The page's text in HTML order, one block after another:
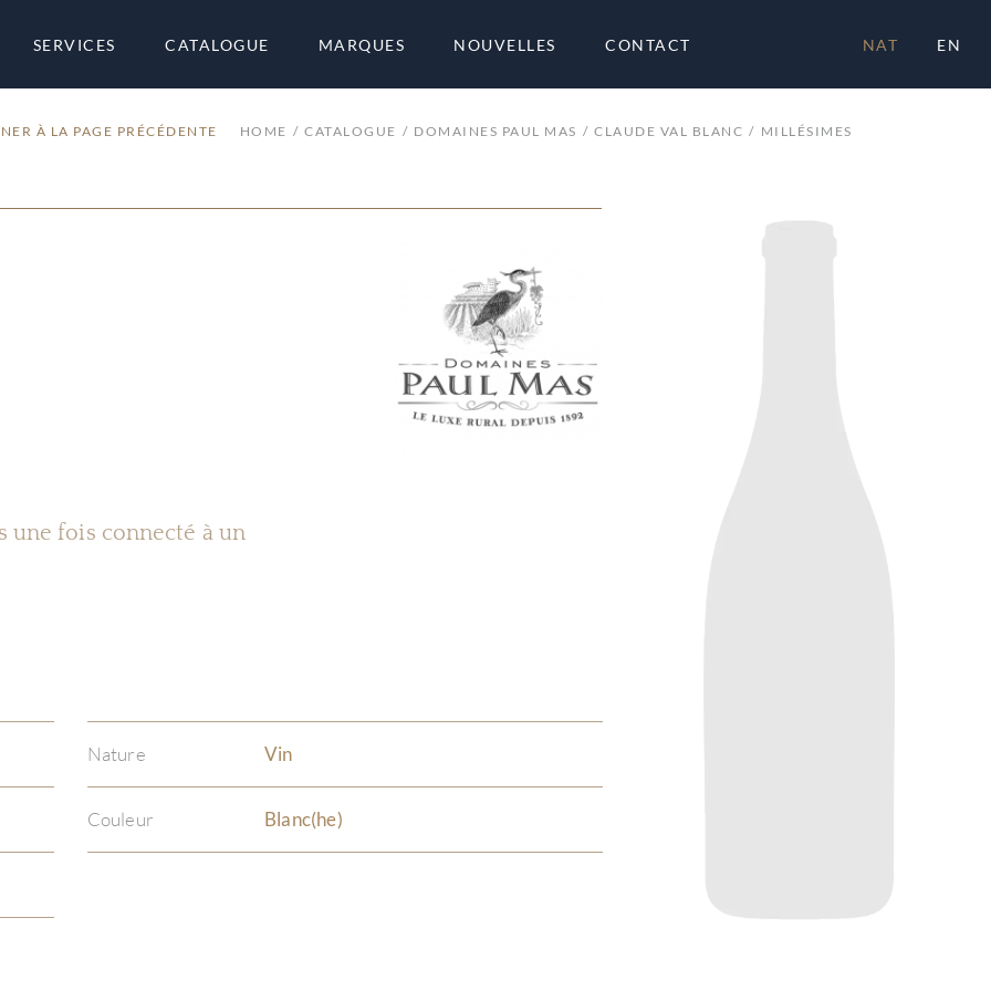
SERVICES CATALOGUE MARQUES NOUVELLES CONTACT NAT EN
À LA PAGE PRÉCÉDENTE HOME CATALOGUE DOMAINES PAUL MAS CLAUDE VAL BLANC MILLÉSIMES
une fois connecté à un
Nature Vin
Couleur Blanc(he)